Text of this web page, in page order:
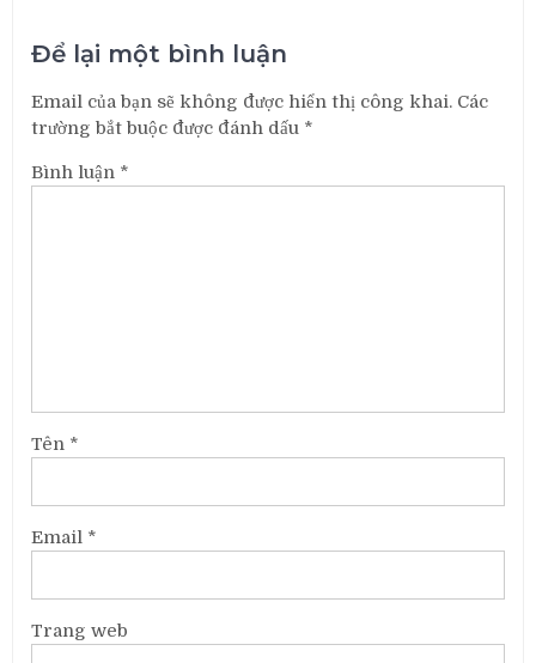
Để lại một bình luận
Email của bạn sẽ không được hiển thị công khai. Các
trường bắt buộc được đánh dấu *
Bình luận *
Tên *
Email *
Trang web